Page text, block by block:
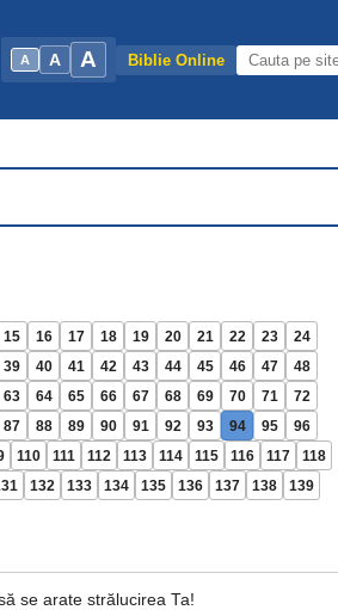
A A A Biblie Online
15 16 17 18 19 20 21 22 23
24
39 40 41 42 43 44 45 46 47
48
63 64 65 66 67 68 69 70 71
72
87 88 89 90 91 92 93 94 95
96
110 111 112 113 114 115 116 117
118
132 133 134 135 136 137 138
139
se arate strălucirea Ta!